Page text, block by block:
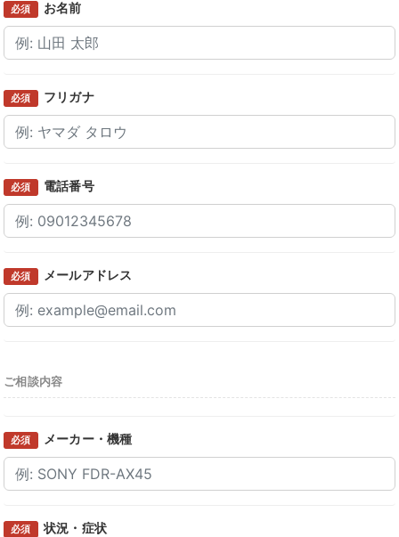
必須 お名前
必須 フリガナ
必須 電話番号
必須 メールアドレス
ご相談内容
必須 メーカー・機種
必須 状況・症状